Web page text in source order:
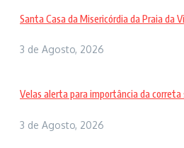
Santa Casa da Misericórdia da Praia da
3 de Agosto, 2026
Velas alerta para importância da correta
3 de Agosto, 2026